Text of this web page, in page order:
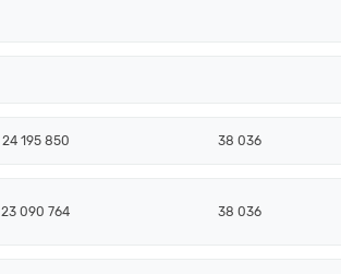
24 195 850 38 036
23 090 764 38 036